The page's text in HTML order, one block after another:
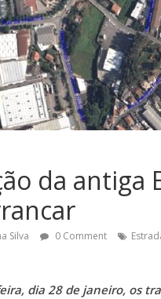
da antiga
Silva 0 Comment
dia 28 de janeiro, os